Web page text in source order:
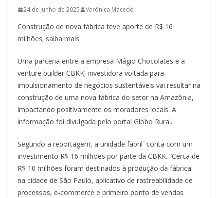
24 de junho de 2025 Verônica Macedo
Construção de nova fábrica teve aporte de R$ 16
milhões; saiba mais
Uma parceria entre a empresa Mágio Chocolates e a
venture builder CBKK, investidora voltada para
impulsionamento de negócios sustentáveis vai resultar na
construção de uma nova fábrica do setor na Amazônia,
impactando positivamente os moradores locais. A
informação foi divulgada pelo portal Globo Rural.
Segundo a reportagem, a unidade fabril conta com um
investimento R$ 16 milhões por parte da CBKK. “Cerca de
R$ 10 milhões foram destinados à produção da fábrica
na cidade de São Paulo, aplicativo de rastreabilidade de
processos, e-commerce e primeiro ponto de vendas